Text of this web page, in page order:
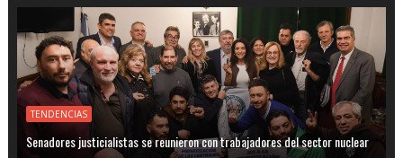
TENDENCIAS
Senadores justicialistas se reunieron con trabajadores del sector nuclear